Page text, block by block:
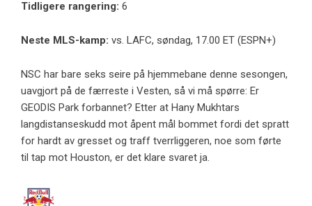
Tidligere rangering: 6
Neste MLS-kamp: vs. LAFC, søndag, 17.00 ET (ESPN+)
NSC har bare seks seire på hjemmebane denne sesongen,
uavgjort på de færreste i Vesten, så vi må spørre: Er
GEODIS Park forbannet? Etter at Hany Mukhtars
langdistanseskudd mot åpent mål bommet fordi det spratt
for hardt av gresset og traff tverrliggeren, noe som førte
til tap mot Houston, er det klare svaret ja.